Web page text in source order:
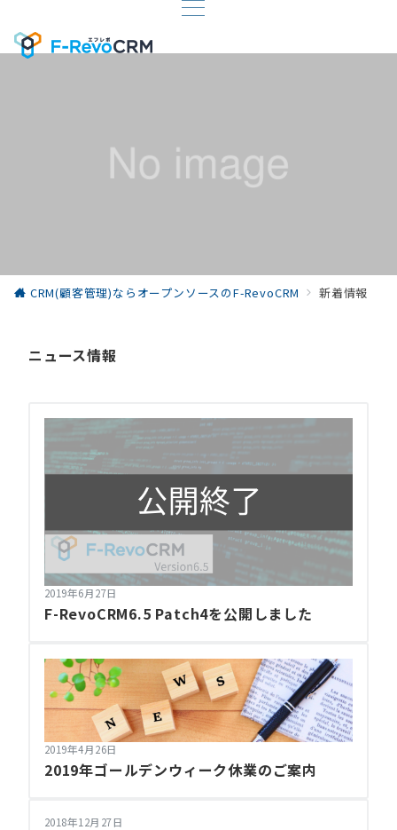
CRM(顧客管理)ならオープンソースのF-RevoCRM 新着情報
ニュース情報
2019年6月27日
F-RevoCRM6.5 Patch4を公開しました
2019年4月26日
2019年ゴールデンウィーク休業のご案内
2018年12月27日